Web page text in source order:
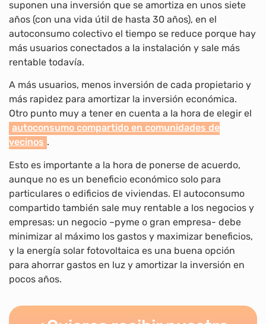
suponen una inversión que se amortiza en unos siete
años (con una vida útil de hasta 30 años), en el
autoconsumo colectivo el tiempo se reduce porque hay
más usuarios conectados a la instalación y sale más
rentable todavía.
A más usuarios, menos inversión de cada propietario y
más rapidez para amortizar la inversión económica.
Otro punto muy a tener en cuenta a la hora de elegir el
autoconsumo compartido en comunidades de
vecinos .
Esto es importante a la hora de ponerse de acuerdo,
aunque no es un beneficio económico solo para
particulares o edificios de viviendas. El autoconsumo
compartido también sale muy rentable a los negocios y
empresas: un negocio –pyme o gran empresa- debe
minimizar al máximo los gastos y maximizar beneficios,
y la energía solar fotovoltaica es una buena opción
para ahorrar gastos en luz y amortizar la inversión en
pocos años.